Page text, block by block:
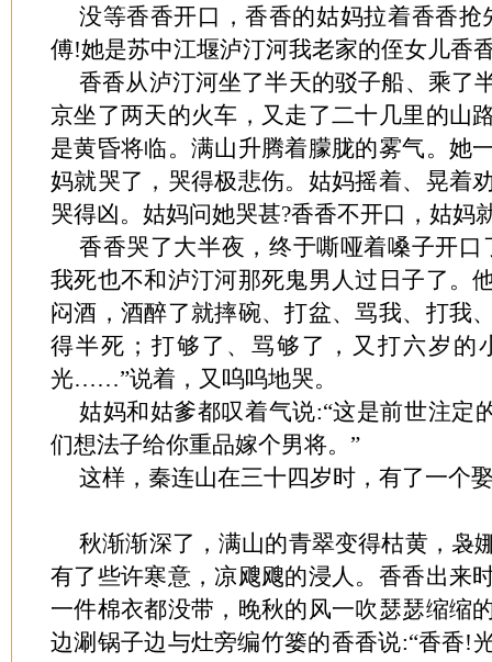
没等香香开口，香香的姑妈拉着香香抢
傅!她是苏中江堰泸汀河我老家的侄女儿香
香香从泸汀河坐了半天的驳子船、乘了
京坐了两天的火车，又走了二十几里的山
是黄昏将临。满山升腾着朦胧的雾气。她
妈就哭了，哭得极悲伤。姑妈摇着、晃着
哭得凶。姑妈问她哭甚?香香不开口，姑妈
香香哭了大半夜，终于嘶哑着嗓子开
我死也不和泸汀河那死鬼男人过日子了。
闷酒，酒醉了就摔碗、打盆、骂我、打我
得半死；打够了、骂够了，又打六岁的
光……”说着，又呜呜地哭。
姑妈和姑爹都叹着气说:“这是前世注定
们想法子给你重品嫁个男将。”
这样，秦连山在三十四岁时，有了一个
秋渐渐深了，满山的青翠变得枯黄，袅
有了些许寒意，凉飕飕的浸人。香香出来
一件棉衣都没带，晚秋的风一吹瑟瑟缩缩
边涮锅子边与灶旁编竹篓的香香说:“香香!